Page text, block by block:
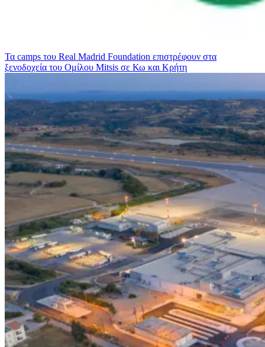
Τα camps του Real Madrid Foundation επιστρέφουν στα
ξενοδοχεία του Ομίλου Mitsis σε Κω και Κρήτη